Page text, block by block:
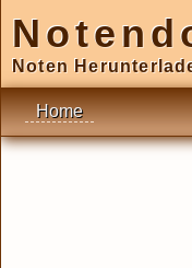
Noten
Home